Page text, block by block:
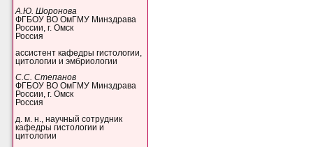
А.Ю. Шоронова
ФГБОУ ВО ОмГМУ Минздрава
России, г. Омск
Россия
ассистент кафедры гистологии,
цитологии и эмбриологии
С.С. Степанов
ФГБОУ ВО ОмГМУ Минздрава
России, г. Омск
Россия
д. м. н., научный сотрудник
кафедры гистологии и
цитологии